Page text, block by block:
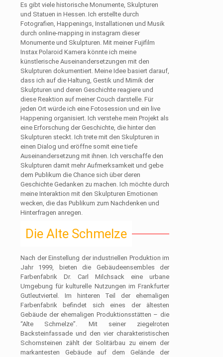
Es gibt viele historische Monumente, Skulpturen
und Statuen in Hessen. Ich erstellte durch
Fotografien, Happenings, Installationen und Musik
durch online-mapping in instagram dieser
Monumente und Skulpturen. Mit meiner Fujifilm
Instax Polaroid Kamera könnte ich meine
künstlerische Auseinandersetzungen mit den
Skulpturen dokumentiert. Meine Idee basiert darauf,
dass ich auf die Haltung, Gestik und Mimik der
Skulpturen und deren Geschichte reagiere und
diese Reaktion auf meiner Couch darstelle. Für
jeden Ort würde ich eine Fotosession und ein live
Happening organisiert. Ich verstehe mein Projekt als
eine Erforschung der Geschichte, die hinter den
Skulpturen steckt. Ich trete mit den Skulpturen in
einen Dialog und eröffne somit eine tiefe
Auseinandersetzung mit ihnen. Ich verschaffe den
Skulpturen damit mehr Aufmerksamkeit und gebe
dem Publikum die Chance sich über deren
Geschichte Gedanken zu machen. Ich möchte durch
meine Interaktion mit den Skulpturen Emotionen
wecken, die das Publikum zum Nachdenken und
Hinterfragen anregen.
Die Alte Schmelze
Nach der Einstellung der industriellen Produktion im
Jahr 1999, bieten die Gebäudeensembles der
Farbenfabrik Dr. Carl Milchsack eine urbane
Umgebung für kulturelle Nutzungen im Frankfurter
Gutleutviertel. Im hinteren Teil der ehemaligen
Farbenfabrik befindet sich eines der ältesten
Gebäude der ehemaligen Produktionsstätten – die
“Alte Schmelze”. Mit seiner ziegelroten
Backsteinfassade und den vier charakteristischen
Schornsteinen zählt der Solitärbau zu einem der
markantesten Gebäude auf dem Gelände der